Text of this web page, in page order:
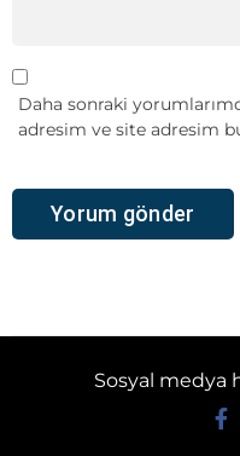
Daha sonraki
adresim ve site adresim
Sosyal medya